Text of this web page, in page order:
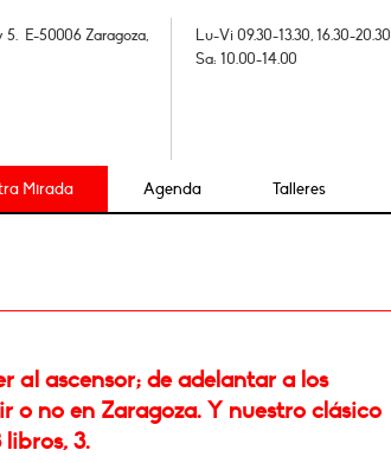
5. E-50006 Zaragoza,
Lu-Vi 09.30-13.30, 16.30-20.30
Sa: 10.00-14.00
Mirada Agenda Talleres
al ascensor; de adelantar a los
o no en Zaragoza. Y nuestro clásico
3.